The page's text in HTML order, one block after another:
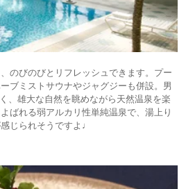
のびのびとリフレッシュできます。プー
ブミストサウナやジャグジーも併設。男
、雄大な自然を眺めながら天然温泉を楽
ばれる弱アルカリ性単純温泉で、湯上り
じられそうですよ♩